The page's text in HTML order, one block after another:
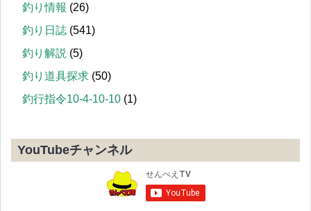
釣り情報 (26)
釣り日誌 (541)
釣り解説 (5)
釣り道具探求 (50)
釣行指令10-4-10-10 (1)
YouTubeチャンネル